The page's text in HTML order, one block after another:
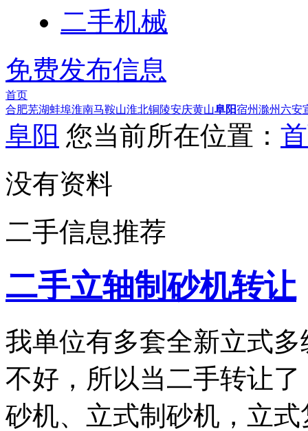
二手机械
免费发布信息
首页
合肥芜湖蚌埠淮南马鞍山淮北铜陵安庆黄山阜阳宿州滁州 六安
阜阳 您当前所在位置：
没有资料
二手信息推荐
二手立轴制砂机转让
我单位有多套全新立式
不好，所以当二手转让
砂机、立式制砂机，立